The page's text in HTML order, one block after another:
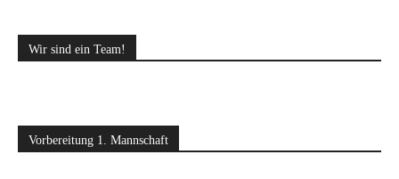
Wir sind ein Team!
Vorbereitung 1. Mannschaft